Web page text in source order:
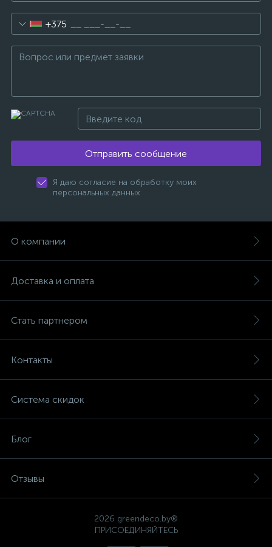
+375
Отправить сообщение
Я даю согласие на обработку моих
персональных данных
О компании
Доставка и оплата
Стать партнером
Контакты
Система скидок
Блог
Отзывы
2026 greendeco.by®
ПРИСОЕДИНЯЙТЕСЬ